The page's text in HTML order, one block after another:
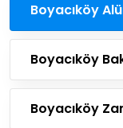
Boyacıköy
Boyacıköy
Boyacıköy